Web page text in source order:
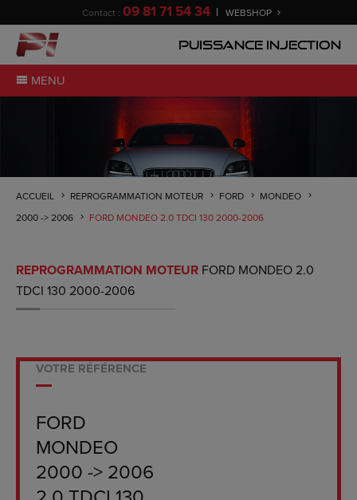
Contact : 09 81 71 54 34 WEBSHOP
Puissance Injection
MENU
ACCUEIL REPROGRAMMATION MOTEUR FORD
MONDEO
2000 -> 2006
FORD MONDEO 2.0 TDCI 130 2000-2006
REPROGRAMMATION MOTEUR FORD MONDEO 2.0
TDCI 130 2000-2006
VOTRE RÉFÉRENCE
FORD
MONDEO
2000 -> 2006